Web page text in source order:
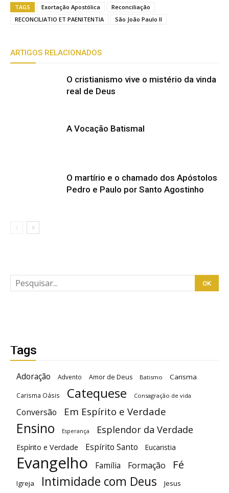
TAGS Exortação Apostólica
Reconciliação
RECONCILIATIO ET PAENITENTIA
São João Paulo II
ARTIGOS RELACIONADOS
O cristianismo vive o mistério da vinda
real de Deus
A Vocação Batismal
O martírio e o chamado dos Apóstolos
Pedro e Paulo por Santo Agostinho
Tags
Adoração Advento Amor de Deus Batismo Carisma
Carisma Oásis Catequese Consagração de vida
Conversão Em Espírito e Verdade
Ensino Esperança Esplendor da Verdade
Espírito e Verdade Espírito Santo Eucaristia
Evangelho Família Formação Fé
Igreja Intimidade com Deus Jesus